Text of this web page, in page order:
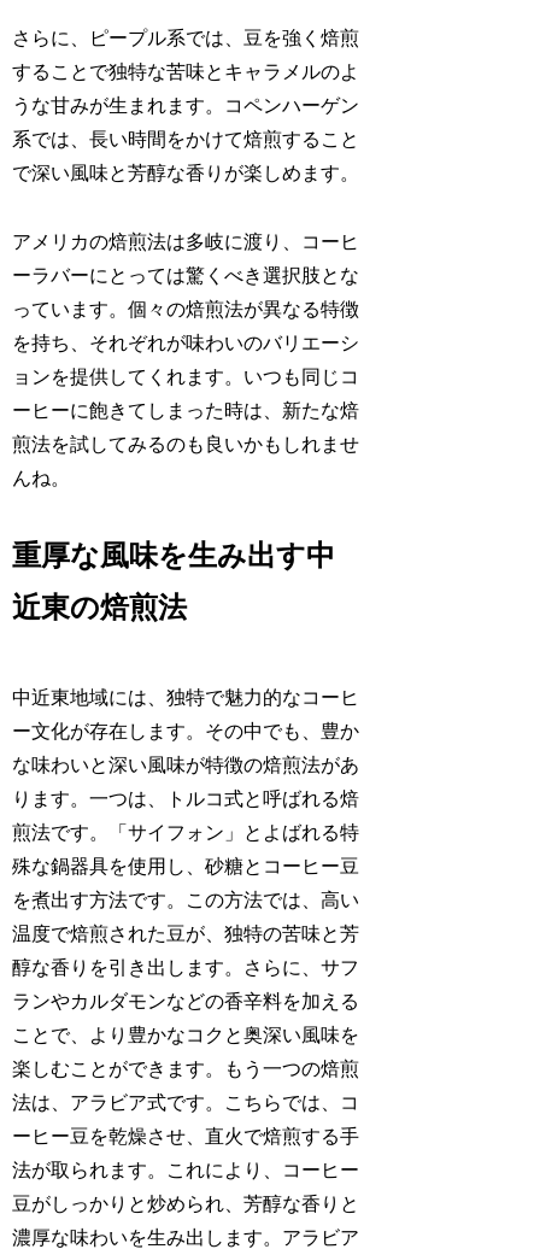
さらに、ピープル系では、豆を強く焙煎
することで独特な苦味とキャラメルのよ
うな甘みが生まれます。コペンハーゲン
系では、長い時間をかけて焙煎すること
で深い風味と芳醇な香りが楽しめます。
アメリカの焙煎法は多岐に渡り、コーヒ
ーラバーにとっては驚くべき選択肢とな
っています。個々の焙煎法が異なる特徴
を持ち、それぞれが味わいのバリエーシ
ョンを提供してくれます。いつも同じコ
ーヒーに飽きてしまった時は、新たな焙
煎法を試してみるのも良いかもしれませ
んね。
重厚な風味を生み出す中
近東の焙煎法
中近東地域には、独特で魅力的なコーヒ
ー文化が存在します。その中でも、豊か
な味わいと深い風味が特徴の焙煎法があ
ります。一つは、トルコ式と呼ばれる焙
煎法です。「サイフォン」とよばれる特
殊な鍋器具を使用し、砂糖とコーヒー豆
を煮出す方法です。この方法では、高い
温度で焙煎された豆が、独特の苦味と芳
醇な香りを引き出します。さらに、サフ
ランやカルダモンなどの香辛料を加える
ことで、より豊かなコクと奥深い風味を
楽しむことができます。もう一つの焙煎
法は、アラビア式です。こちらでは、コ
ーヒー豆を乾燥させ、直火で焙煎する手
法が取られます。これにより、コーヒー
豆がしっかりと炒められ、芳醇な香りと
濃厚な味わいを生み出します。アラビア